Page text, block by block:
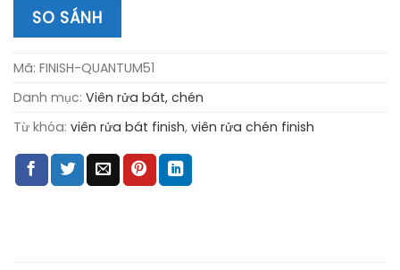
SO SÁNH
Mã: FINISH-QUANTUM51
Danh mục: Viên rửa bát, chén
Từ khóa: viên rửa bát finish, viên rửa chén finish